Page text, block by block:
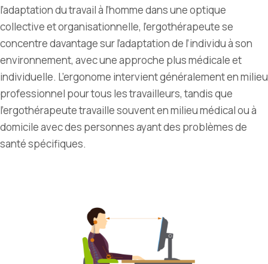
l’adaptation du travail à l’homme dans une optique
collective et organisationnelle, l’ergothérapeute se
concentre davantage sur l’adaptation de l’individu à son
environnement, avec une approche plus médicale et
individuelle. L’ergonome intervient généralement en milieu
professionnel pour tous les travailleurs, tandis que
l’ergothérapeute travaille souvent en milieu médical ou à
domicile avec des personnes ayant des problèmes de
santé spécifiques.